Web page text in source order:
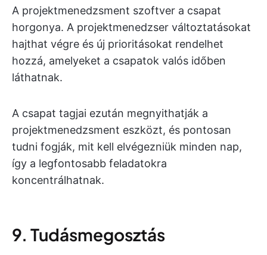
A projektmenedzsment szoftver a csapat
horgonya. A projektmenedzser változtatásokat
hajthat végre és új prioritásokat rendelhet
hozzá, amelyeket a csapatok valós időben
láthatnak.
A csapat tagjai ezután megnyithatják a
projektmenedzsment eszközt, és pontosan
tudni fogják, mit kell elvégezniük minden nap,
így a legfontosabb feladatokra
koncentrálhatnak.
9. Tudásmegosztás